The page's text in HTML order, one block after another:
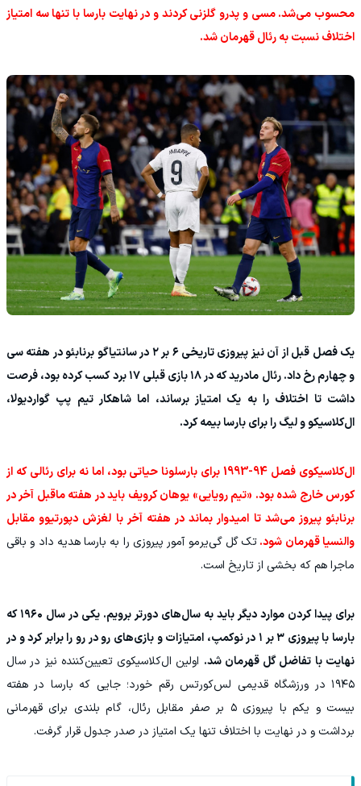
محسوب می‌شد. مسی و پدرو گلزنی کردند و در نهایت بارسا با تنها سه امتیاز
اختلاف نسبت به رئال قهرمان شد.
یک فصل قبل از آن نیز پیروزی تاریخی ۶ بر ۲ در سانتیاگو برنابئو در هفته سی
و چهارم رخ داد. رئال مادرید که در ۱۸ بازی قبلی ۱۷ برد کسب کرده بود، فرصت
داشت تا اختلاف را به یک امتیاز برساند، اما شاهکار تیم پپ گواردیولا،
ال‌کلاسیکو و لیگ را برای بارسا بیمه کرد.
ال‌کلاسیکوی فصل 94-1993 برای بارسلونا حیاتی بود، اما نه برای رئالی که از
کورس خارج شده بود. «تیم رویایی» یوهان کرویف باید در هفته ماقبل آخر در
برنابئو پیروز می‌شد تا امیدوار بماند در هفته آخر با لغزش دپورتیوو مقابل
والنسیا قهرمان شود.تک گل گی‌یرمو آمور پیروزی را به بارسا هدیه داد و باقی
ماجرا هم که بخشی از تاریخ است.
برای پیدا کردن موارد دیگر باید به سال‌های دورتر برویم. یکی در سال ۱۹۶۰ که
بارسا با پیروزی ۳ بر ۱ در نوکمپ، امتیازات و بازی‌های رو در رو را برابر کرد و در
نهایت با تفاضل گل قهرمان شد. اولین ال‌کلاسیکوی تعیین‌کننده نیز در سال
۱۹۴۵ در ورزشگاه قدیمی لس‌کورتس رقم خورد؛ جایی که بارسا در هفته
بیست و یکم با پیروزی ۵ بر صفر مقابل رئال، گام بلندی برای قهرمانی
برداشت و در نهایت با اختلاف تنها یک امتیاز در صدر جدول قرار گرفت.